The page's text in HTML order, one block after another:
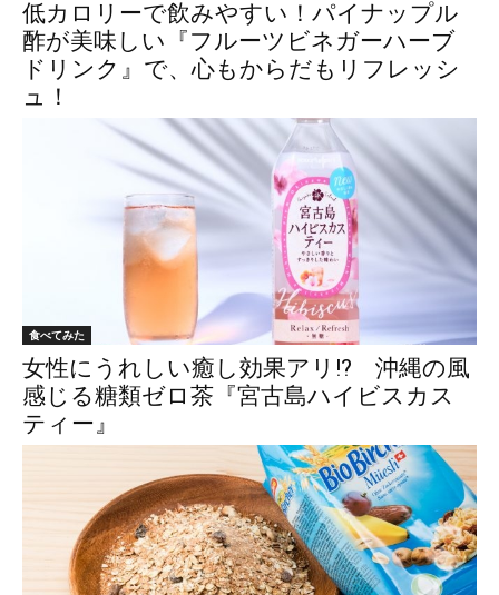
低カロリーで飲みやすい！パイナップル
酢が美味しい『フルーツビネガーハーブ
ドリンク』で、心もからだもリフレッシ
ュ！
食べてみた
女性にうれしい癒し効果アリ!? 沖縄の風
感じる糖類ゼロ茶『宮古島ハイビスカス
ティー』